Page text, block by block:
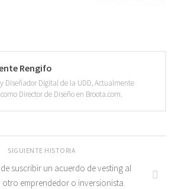
Rengifo
Diseñador Digital de la UDD, Actualmente
Director de Diseño en Broota.com.
SIGUIENTE HISTORIA
suscribir un acuerdo de vesting al
emprendedor o inversionista.